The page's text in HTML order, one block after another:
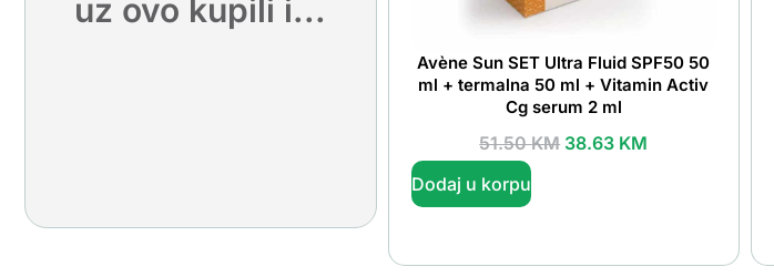
uz ovo kupili i...
Avène Sun SET Ultra Fluid SPF50 50
ml + termalna 50 ml + Vitamin Activ
Cg serum 2 ml
51.50KM 38.63 KM
Dodaj u korpu